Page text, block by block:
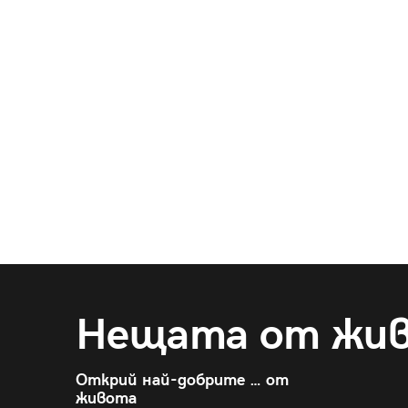
Нещата от
Открий най-добрите … от
живота